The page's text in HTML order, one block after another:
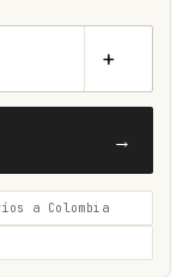
+
→
a Colombia